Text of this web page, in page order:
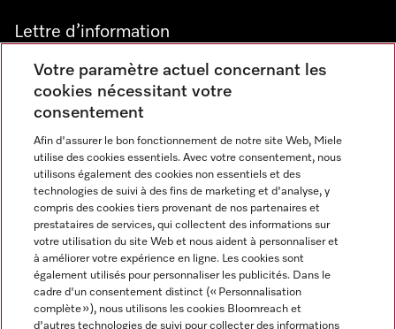
Lettre d’information
Langue
FRANCAIS
Miele sur Instagram
Miele sur Youtube
Votre paramètre actuel concernant les
cookies nécessitant votre
consentement
Afin d'assurer le bon fonctionnement de notre site Web, Miele
utilise des cookies essentiels. Avec votre consentement, nous
utilisons également des cookies non essentiels et des
technologies de suivi à des fins de marketing et d'analyse, y
compris des cookies tiers provenant de nos partenaires et
prestataires de services, qui collectent des informations sur
votre utilisation du site Web et nous aident à personnaliser et
à améliorer votre expérience en ligne. Les cookies sont
également utilisés pour personnaliser les publicités. Dans le
cadre d'un consentement distinct (« Personnalisation
complète »), nous utilisons les cookies Bloomreach et
d'autres technologies de suivi pour collecter des informations